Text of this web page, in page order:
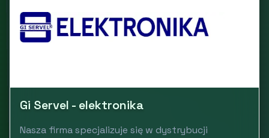
Gi Servel - elektronika
Nasza firma specjalizuje się w dystrybucji